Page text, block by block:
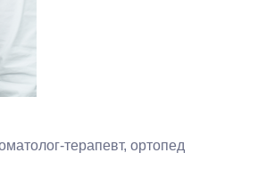
терапевт, ортопед